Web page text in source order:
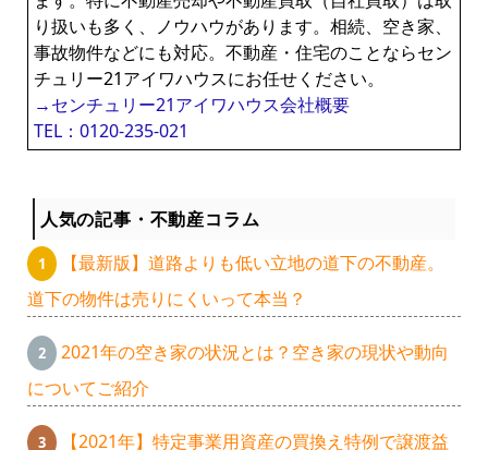
り扱いも多く、ノウハウがあります。相続、空き家、
事故物件などにも対応。不動産・住宅のことならセン
チュリー21アイワハウスにお任せください。
→センチュリー21アイワハウス会社概要
TEL：0120-235-021
人気の記事・不動産コラム
【最新版】道路よりも低い立地の道下の不動産。
道下の物件は売りにくいって本当？
2021年の空き家の状況とは？空き家の現状や動向
についてご紹介
【2021年】特定事業用資産の買換え特例で譲渡益